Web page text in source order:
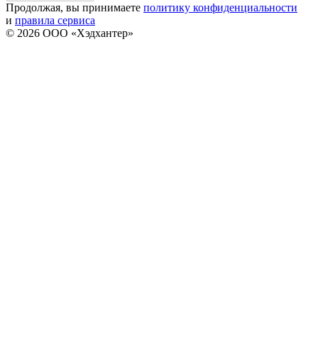
Продолжая, вы принимаете политику конфиденциальности
и правила сервиса
© 2026 ООО «Хэдхантер»